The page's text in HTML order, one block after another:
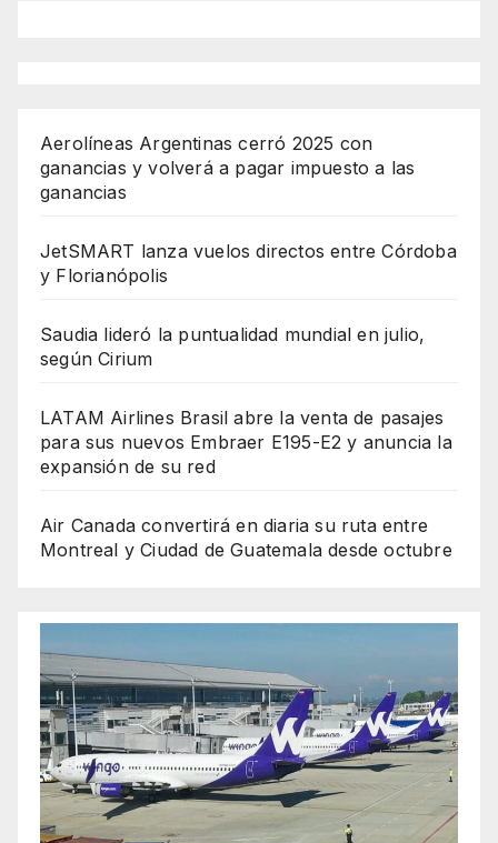
Aerolíneas Argentinas cerró 2025 con
ganancias y volverá a pagar impuesto a las
ganancias
JetSMART lanza vuelos directos entre Córdoba
y Florianópolis
Saudia lideró la puntualidad mundial en julio,
según Cirium
LATAM Airlines Brasil abre la venta de pasajes
para sus nuevos Embraer E195-E2 y anuncia la
expansión de su red
Air Canada convertirá en diaria su ruta entre
Montreal y Ciudad de Guatemala desde octubre